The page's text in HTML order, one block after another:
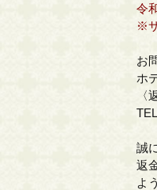
令
※
お
ホ
〈
誠
返
よう